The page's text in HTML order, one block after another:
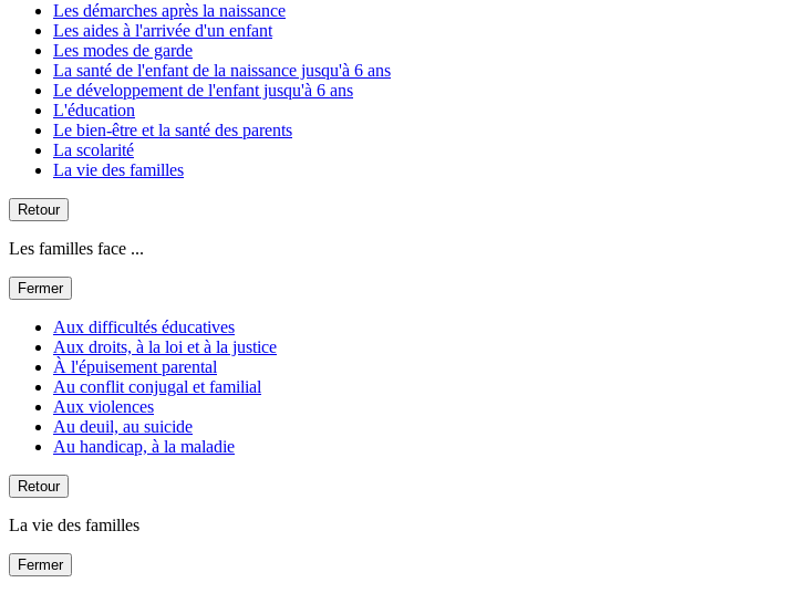
Les démarches après la naissance
Les aides à l'arrivée d'un enfant
Les modes de garde
La santé de l'enfant de la naissance jusqu'à 6 ans
Le développement de l'enfant jusqu'à 6 ans
L'éducation
Le bien-être et la santé des parents
La scolarité
La vie des familles
Retour
Les familles face ...
Fermer
Aux difficultés éducatives
Aux droits, à la loi et à la justice
À l'épuisement parental
Au conflit conjugal et familial
Aux violences
Au deuil, au suicide
Au handicap, à la maladie
Retour
La vie des familles
Fermer